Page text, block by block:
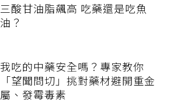
三酸甘油脂飆高 吃藥還是吃魚
油？
我吃的中藥安全嗎？專家教你
「望聞問切」挑對藥材避開重金
屬、發霉毒素